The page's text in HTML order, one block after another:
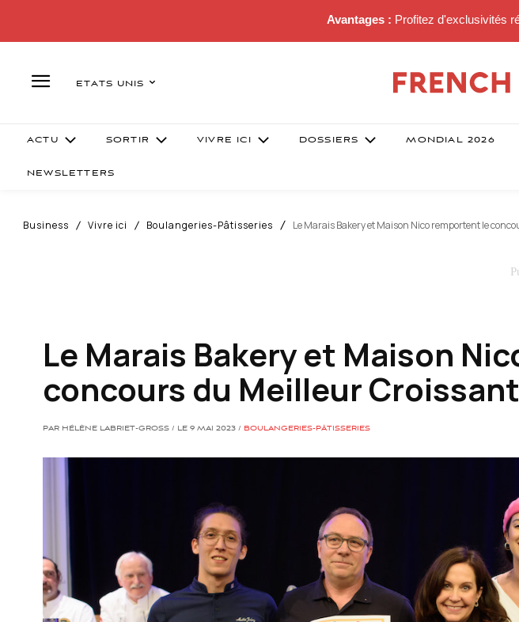
Avantages : Profitez d'exclusivités
ETATS UNIS
ACTU SORTIR VIVRE ICI DOSSIERS MONDIAL 2026
NEWSLETTERS
Business Vivre ici Boulangeries-Pâtisseries Le Marais Bakery et Maison Nico remportent le
Le Marais Bakery et Maison
concours du Meilleur
PAR HÉLÈNE LABRIET-GROSS / LE 9 MAI 2023 / BOULANGERIES-PÂTISSERIES